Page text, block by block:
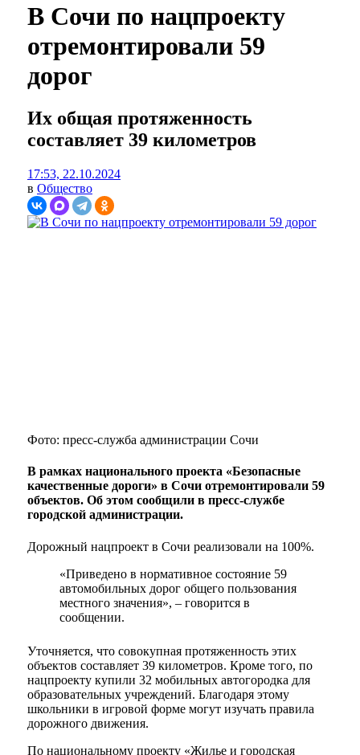
В Сочи по нацпроекту
отремонтировали 59
дорог
Их общая протяженность
составляет 39 километров
17:53, 22.10.2024
в Общество
Фото: пресс-служба администрации Сочи
В рамках национального проекта «Безопасные
качественные дороги» в Сочи отремонтировали 59
объектов. Об этом сообщили в пресс-службе
городской администрации.
Дорожный нацпроект в Сочи реализовали на 100%.
«Приведено в нормативное состояние 59
автомобильных дорог общего пользования
местного значения», – говорится в
сообщении.
Уточняется, что совокупная протяженность этих
объектов составляет 39 километров. Кроме того, по
нацпроекту купили 32 мобильных автогородка для
образовательных учреждений. Благодаря этому
школьники в игровой форме могут изучать правила
дорожного движения.
По национальному проекту «Жилье и городская